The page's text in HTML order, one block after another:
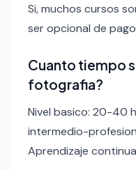
Si, muchos cursos
ser opcional de
Cuanto tiempo
fotografia?
Nivel basico: 20-40
intermedio-
Aprendizaje